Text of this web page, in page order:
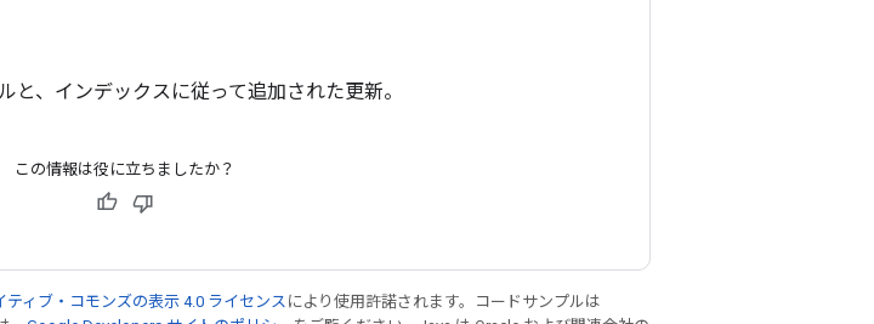
、インデックスに従って追加された更新。
この情報は役に立ちましたか？
ティブ・コモンズの表示 4.0 ライセンス により使用許諾されます。コードサンプルは